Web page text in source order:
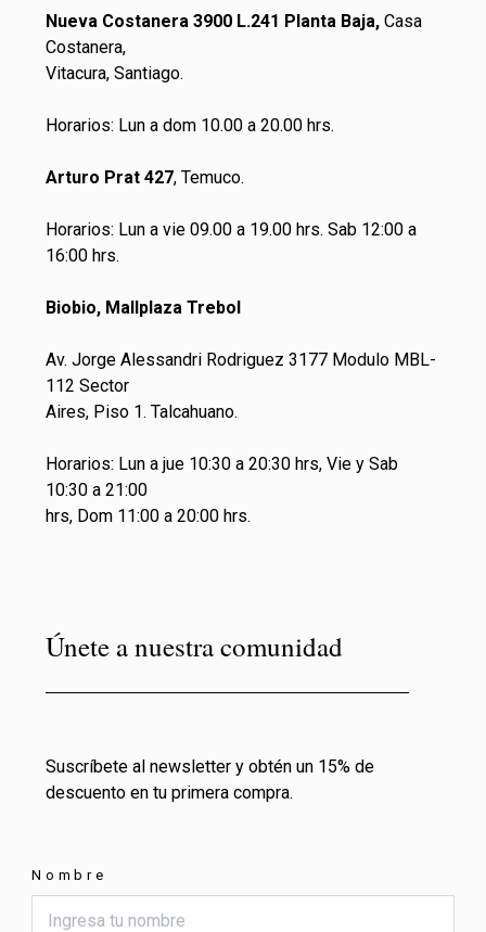
Nueva Costanera 3900 L.241 Planta Baja, Casa
Costanera,
Vitacura, Santiago.
Horarios: Lun a dom 10.00 a 20.00 hrs.
Arturo Prat 427, Temuco.
Horarios: Lun a vie 09.00 a 19.00 hrs. Sab 12:00 a
16:00 hrs.
Biobio, Mallplaza Trebol
Av. Jorge Alessandri Rodriguez 3177 Modulo MBL-
112 Sector
Aires, Piso 1. Talcahuano.
Horarios: Lun a jue 10:30 a 20:30 hrs, Vie y Sab
10:30 a 21:00
hrs, Dom 11:00 a 20:00 hrs.
Únete a nuestra comunidad
Suscríbete al newsletter y obtén un 15% de
descuento en tu primera compra.
Nombre